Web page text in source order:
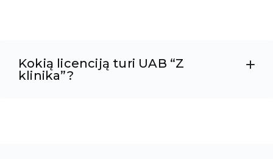
Kokią licenciją turi UAB “Z
klinika”?